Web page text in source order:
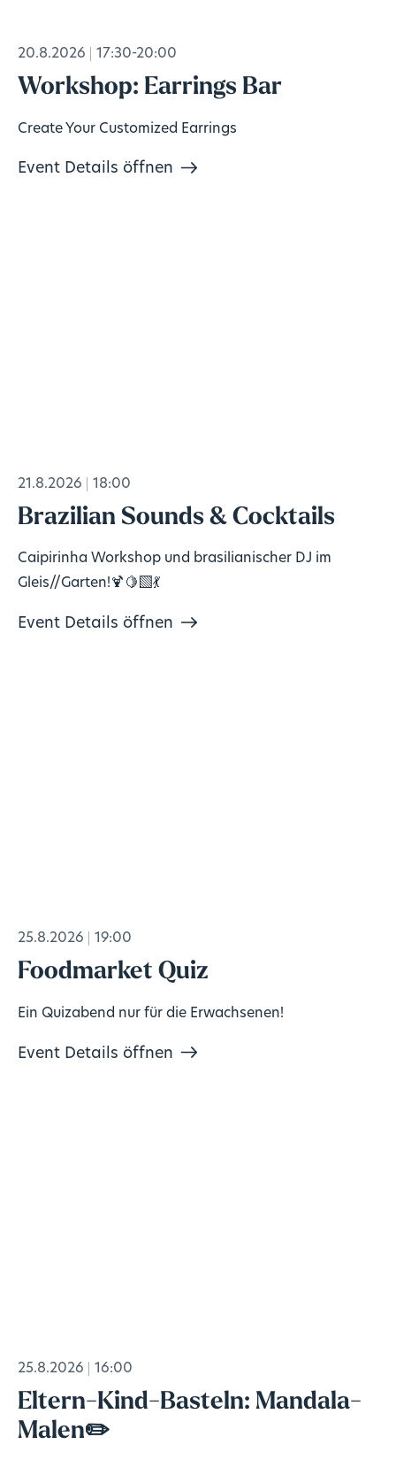
20.8.2026 17:30-20:00
Workshop: Earrings Bar
Create Your Customized Earrings
Event Details öffnen
21.8.2026 18:00
Brazilian Sounds & Cocktails
Caipirinha Workshop und brasilianischer DJ im
Gleis//Garten!🍹🍋‍🟩💃
Event Details öffnen
25.8.2026 19:00
Foodmarket Quiz
Ein Quizabend nur für die Erwachsenen!
Event Details öffnen
25.8.2026 16:00
Eltern-Kind-Basteln: Mandala-
Malen✏️